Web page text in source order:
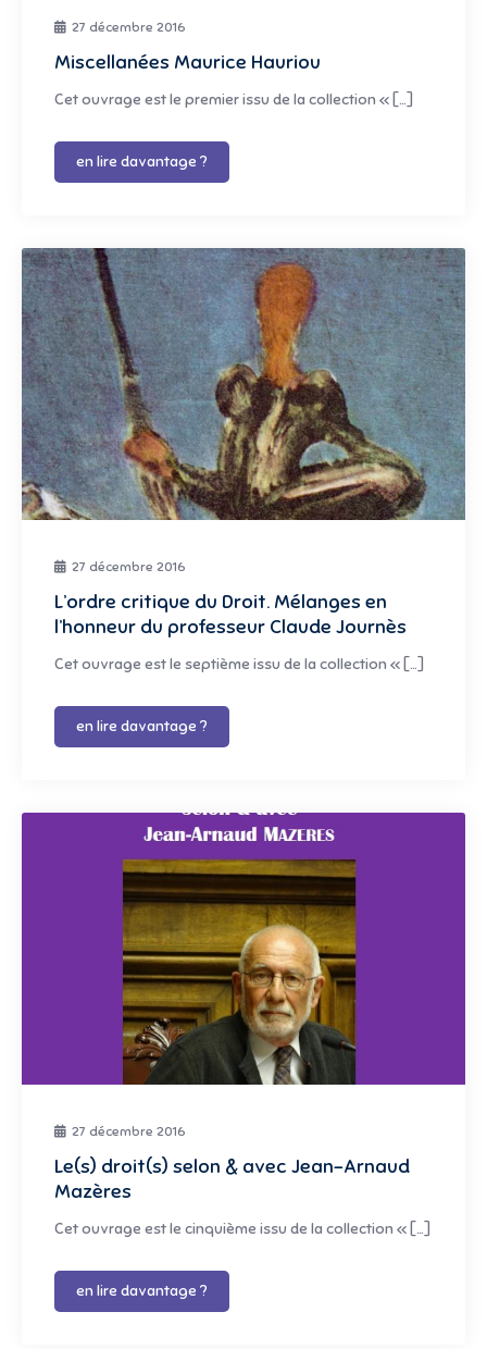
27 décembre 2016
Miscellanées Maurice Hauriou
Cet ouvrage est le premier issu de la collection « […]
en lire davantage ?
27 décembre 2016
L’ordre critique du Droit. Mélanges en
l’honneur du professeur Claude Journès
Cet ouvrage est le septième issu de la collection « […]
en lire davantage ?
27 décembre 2016
Le(s) droit(s) selon & avec Jean-Arnaud
Mazères
Cet ouvrage est le cinquième issu de la collection « […]
en lire davantage ?